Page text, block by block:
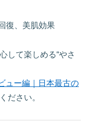
復、美肌効果
して楽しめる“やさ
ュー編｜日本最古の
ださい。